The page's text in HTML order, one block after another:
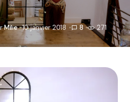
Milie 10 janvier 2018 8 271